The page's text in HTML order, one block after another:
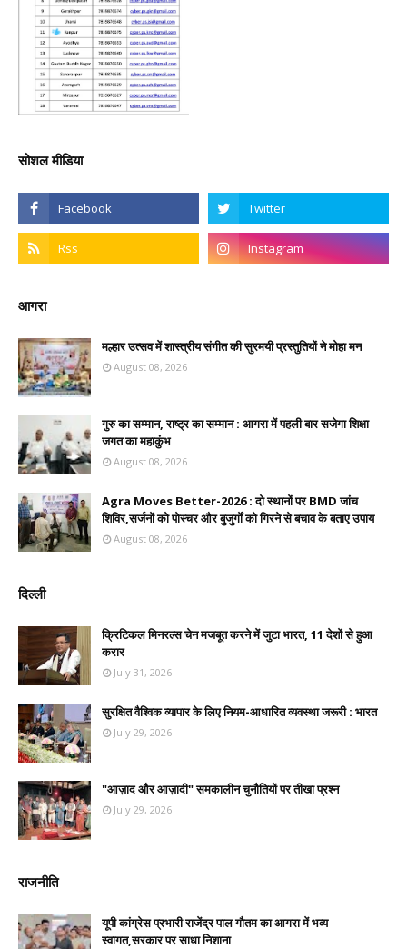
सोशल मीडिया
आगरा
मल्हार उत्सव में शास्त्रीय संगीत की सुरमयी प्रस्तुतियों ने मोहा मन
August 08, 2026
गुरु का सम्मान, राष्ट्र का सम्मान : आगरा में पहली बार सजेगा शिक्षा
जगत का महाकुंभ
August 08, 2026
Agra Moves Better-2026 : दो स्थानों पर BMD जांच
शिविर,सर्जनों को पोस्चर और बुजुर्गों को गिरने से बचाव के बताए उपाय
August 08, 2026
दिल्ली
क्रिटिकल मिनरल्स चेन मजबूत करने में जुटा भारत, 11 देशों से हुआ
करार
July 31, 2026
सुरक्षित वैश्विक व्यापार के लिए नियम-आधारित व्यवस्था जरूरी : भारत
July 29, 2026
"आज़ाद और आज़ादी" समकालीन चुनौतियों पर तीखा प्रश्न
July 29, 2026
राजनीति
यूपी कांग्रेस प्रभारी राजेंद्र पाल गौतम का आगरा में भव्य
स्वागत,सरकार पर साधा निशाना